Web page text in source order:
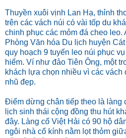
Thuyền xuôi vịnh Lan Hạ, thỉnh
trên các vách núi có vài tốp du
chinh phục các mỏm đá cheo
Phòng Văn hóa Du lịch huyện
quy hoạch 9 tuyến leo núi phục
hiểm. Ví như đảo Tiên Ông, một
khách lựa chọn nhiều vì các vách
nhũ đẹp.
Điểm dừng chân tiếp theo là làng
lịch sinh thái cộng đồng thu hút
đây. Làng cổ Việt Hải có 90 hộ
ngôi nhà cổ kính nằm lọt thỏm